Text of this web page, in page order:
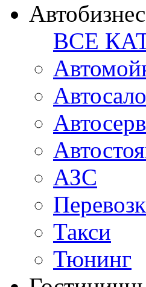
Автобизнес
ВСЕ
АЗС
Такси
Тюнинг